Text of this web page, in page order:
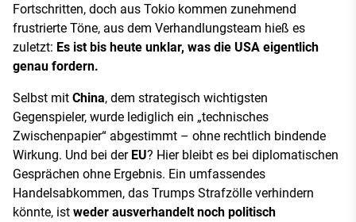
Fortschritten, doch aus Tokio kommen zunehmend
frustrierte Töne, aus dem Verhandlungsteam hieß es
zuletzt: Es ist bis heute unklar, was die USA eigentlich
genau fordern.
Selbst mit China, dem strategisch wichtigsten
Gegenspieler, wurde lediglich ein „technisches
Zwischenpapier“ abgestimmt – ohne rechtlich bindende
Wirkung. Und bei der EU? Hier bleibt es bei diplomatischen
Gesprächen ohne Ergebnis. Ein umfassendes
Handelsabkommen, das Trumps Strafzölle verhindern
könnte, ist weder ausverhandelt noch politisch